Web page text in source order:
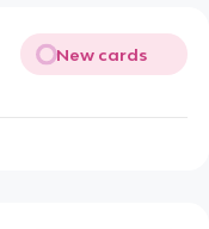
New cards